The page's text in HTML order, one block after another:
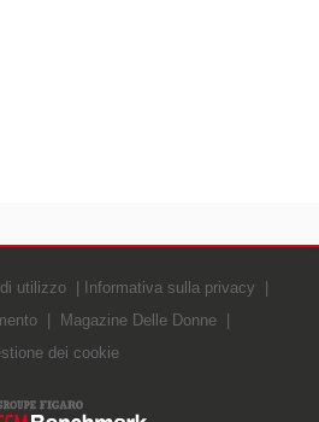
utilizzo
Informativa sulla privacy
Magazine Delle Donne
dei cookie